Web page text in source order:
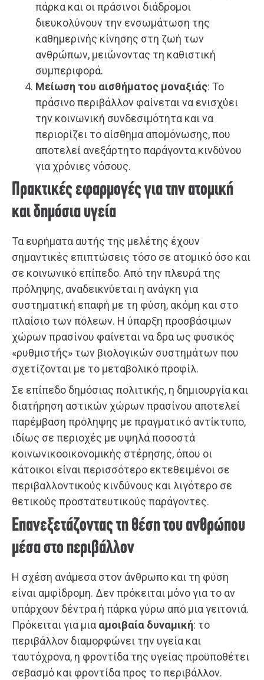
πάρκα και οι πράσινοι διάδρομοι
διευκολύνουν την ενσωμάτωση της
καθημερινής κίνησης στη ζωή των
ανθρώπων, μειώνοντας τη καθιστική
συμπεριφορά.
Μείωση του αισθήματος μοναξιάς: Το
πράσινο περιβάλλον φαίνεται να ενισχύει
την κοινωνική συνδεσιμότητα και να
περιορίζει το αίσθημα απομόνωσης, που
αποτελεί ανεξάρτητο παράγοντα κινδύνου
για χρόνιες νόσους.
Πρακτικές εφαρμογές για την ατομική
και δημόσια υγεία
Τα ευρήματα αυτής της μελέτης έχουν
σημαντικές επιπτώσεις τόσο σε ατομικό όσο και
σε κοινωνικό επίπεδο. Από την πλευρά της
πρόληψης, αναδεικνύεται η ανάγκη για
συστηματική επαφή με τη φύση, ακόμη και στο
πλαίσιο των πόλεων. Η ύπαρξη προσβάσιμων
χώρων πρασίνου φαίνεται να δρα ως φυσικός
«ρυθμιστής» των βιολογικών συστημάτων που
σχετίζονται με το μεταβολικό προφίλ.
Σε επίπεδο δημόσιας πολιτικής, η δημιουργία και
διατήρηση αστικών χώρων πρασίνου αποτελεί
παρέμβαση πρόληψης με πραγματικό αντίκτυπο,
ιδίως σε περιοχές με υψηλά ποσοστά
κοινωνικοοικονομικής στέρησης, όπου οι
κάτοικοι είναι περισσότερο εκτεθειμένοι σε
περιβαλλοντικούς κινδύνους και λιγότερο σε
θετικούς προστατευτικούς παράγοντες.
Επανεξετάζοντας τη θέση του ανθρώπου
μέσα στο περιβάλλον
Η σχέση ανάμεσα στον άνθρωπο και τη φύση
είναι αμφίδρομη. Δεν πρόκειται μόνο για το αν
υπάρχουν δέντρα ή πάρκα γύρω από μια γειτονιά.
Πρόκειται για μια αμοιβαία δυναμική: το
περιβάλλον διαμορφώνει την υγεία και
ταυτόχρονα, η φροντίδα της υγείας προϋποθέτει
σεβασμό και φροντίδα προς το περιβάλλον.